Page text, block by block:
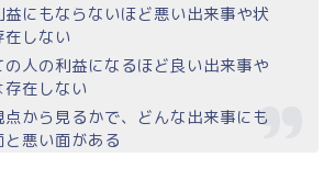
益にもならないほど悪い出来事や状
在しない
の人の利益になるほど良い出来事や
存在しない
点から見るかで、どんな出来事にも
と悪い面がある